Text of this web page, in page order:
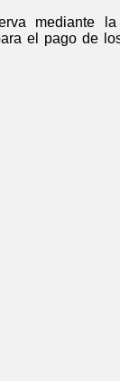
mediante
el pago de